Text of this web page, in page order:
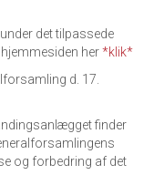
det tilpassede
her*klik*
d. 17.
finder
og forbedring af det